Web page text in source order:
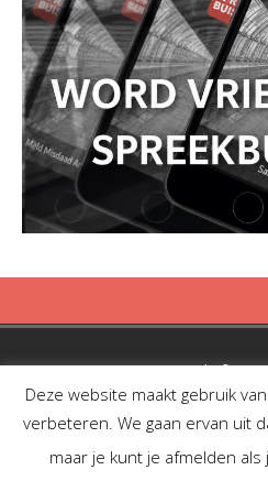
Copyright © 2019
Deze website maakt gebruik
verbeteren. We gaan ervan uit
maar je kunt je afmelden als